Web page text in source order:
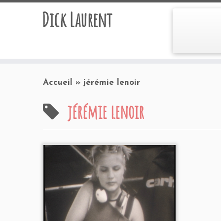
Dick Laurent
Accueil » jérémie lenoir
jérémie lenoir